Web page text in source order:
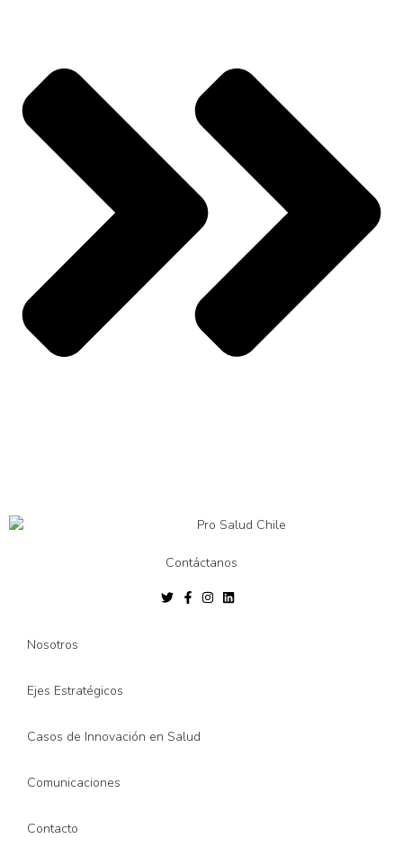
Contáctanos
Nosotros
Ejes Estratégicos
Casos de Innovación en Salud
Comunicaciones
Contacto